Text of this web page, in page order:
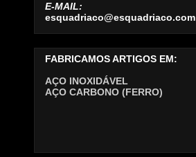
E-MAIL:
esquadriaco@esquadriaco.com
FABRICAMOS ARTIGOS EM:
AÇO INOXIDÁVEL
AÇO CARBONO (FERRO)